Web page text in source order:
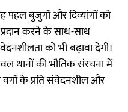
पहल बुजुर्गों और दिव्यांगों को
करने के साथ-साथ
को भी बढ़ावा देगी।
थानों की भौतिक संरचना में
के प्रति संवेदनशील और